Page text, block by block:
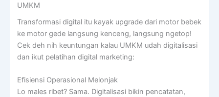
UMKM
Transformasi digital itu kayak upgrade dari motor bebek
ke motor gede langsung kenceng, langsung ngetop!
Cek deh nih keuntungan kalau UMKM udah digitalisasi
dan ikut pelatihan digital marketing:
Efisiensi Operasional Melonjak
Lo males ribet? Sama. Digitalisasi bikin pencatatan,